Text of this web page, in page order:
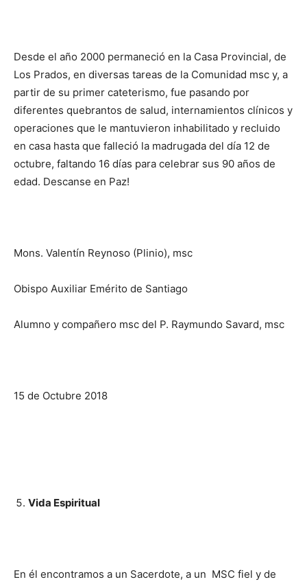
Desde el año 2000 permaneció en la Casa Provincial, de
Los Pra­dos, en diversas tareas de la Comunidad msc y, a
partir de su primer cateterismo, fue pasando por
diferentes quebrantos de salud, internamientos clínicos y
operaciones que le mantuvieron inhabilitado y recluido
en casa hasta que falleció la madrugada del día 12 de
octu­bre, faltando 16 días para celebrar sus 90 años de
edad. Descanse en Paz!
Mons. Valentín Reynoso (Plinio), msc
Obispo Auxiliar Emérito de Santiago
Alumno y compañero msc del P. Raymundo Savard, msc
15 de Octubre 2018
Vida Espiritual
En él encontramos a un Sacerdote, a un MSC fiel y de